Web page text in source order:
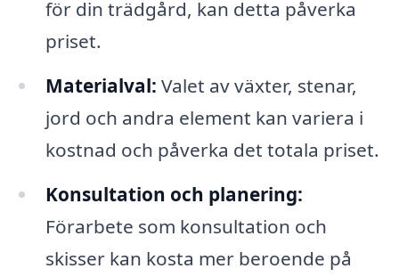
för din trädgård, kan detta påverka
priset.
Materialval: Valet av växter, stenar,
jord och andra element kan variera i
kostnad och påverka det totala priset.
Konsultation och planering:
Förarbete som konsultation och
skisser kan kosta mer beroende på